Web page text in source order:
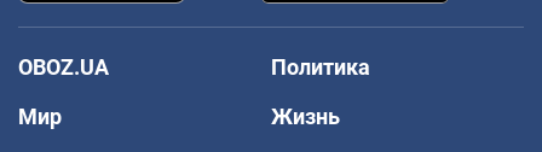
OBOZ.UA
Политика
Мир
Жизнь